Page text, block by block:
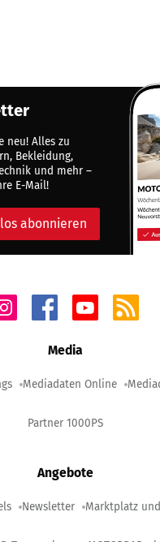
neu! Alles zu
Bekleidung,
und mehr –
E-Mail!
abonnieren
Media
Mediadaten Online
Partner 1000PS
Angebote
Newsletter Marktplatz